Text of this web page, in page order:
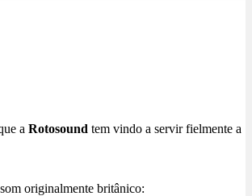
a Rotosound tem vindo a servir fielmente a
originalmente britânico: